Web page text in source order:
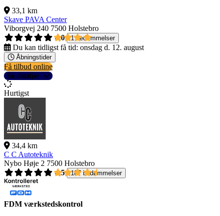
33,1 km
Skave PAVA Center
Viborgvej 240 7500 Holstebro
4,0
1 bedømmelser
Du kan tidligst få tid: onsdag d. 12. august
Åbningstider
Få tilbud online
Se detaljer
Hurtigst
34,4 km
C C Autoteknik
Nybo Høje 2 7500 Holstebro
4,5
187 bedømmelser
FDM værkstedskontrol